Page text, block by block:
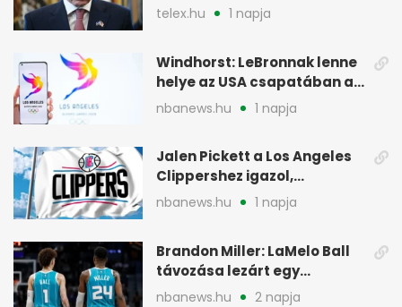
maradhat FIFA-elnök
telex.hu 1 napja
Windhorst: LeBronnak lenne
helye az USA csapatában a
2028-as olimpián
nbanews.hu 1 napja
Jalen Pickett a Los Angeles
Clippershez igazol,
kétirányú szerződéssel
nbanews.hu 1 napja
Brandon Miller: LaMelo Ball
távozása lezárt egy
korszakot a Hornetsnél
nbanews.hu 2 napja